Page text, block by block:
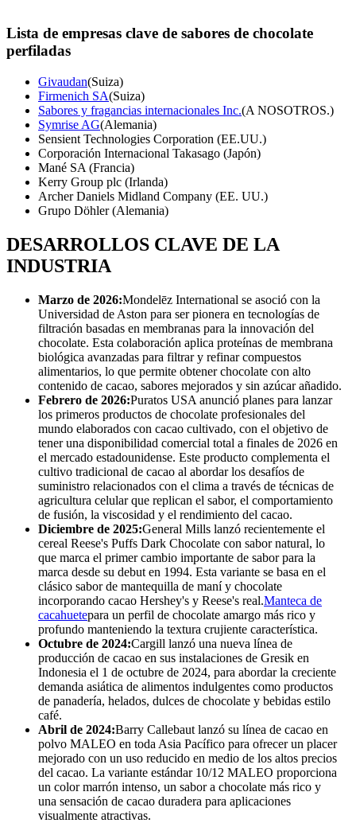
Lista de empresas clave de sabores de chocolate
perfiladas
Givaudan(Suiza)
Firmenich SA(Suiza)
Sabores y fragancias internacionales Inc.(A NOSOTROS.)
Symrise AG(Alemania)
Sensient Technologies Corporation (EE.UU.)
Corporación Internacional Takasago (Japón)
Mané SA (Francia)
Kerry Group plc (Irlanda)
Archer Daniels Midland Company (EE. UU.)
Grupo Döhler (Alemania)
DESARROLLOS CLAVE DE LA
INDUSTRIA
Marzo de 2026:Mondelēz International se asoció con la
Universidad de Aston para ser pionera en tecnologías de
filtración basadas en membranas para la innovación del
chocolate. Esta colaboración aplica proteínas de membrana
biológica avanzadas para filtrar y refinar compuestos
alimentarios, lo que permite obtener chocolate con alto
contenido de cacao, sabores mejorados y sin azúcar añadido.
Febrero de 2026:Puratos USA anunció planes para lanzar
los primeros productos de chocolate profesionales del
mundo elaborados con cacao cultivado, con el objetivo de
tener una disponibilidad comercial total a finales de 2026 en
el mercado estadounidense. Este producto complementa el
cultivo tradicional de cacao al abordar los desafíos de
suministro relacionados con el clima a través de técnicas de
agricultura celular que replican el sabor, el comportamiento
de fusión, la viscosidad y el rendimiento del cacao.
Diciembre de 2025:General Mills lanzó recientemente el
cereal Reese's Puffs Dark Chocolate con sabor natural, lo
que marca el primer cambio importante de sabor para la
marca desde su debut en 1994. Esta variante se basa en el
clásico sabor de mantequilla de maní y chocolate
incorporando cacao Hershey's y Reese's real.Manteca de
cacahuetepara un perfil de chocolate amargo más rico y
profundo manteniendo la textura crujiente característica.
Octubre de 2024:Cargill lanzó una nueva línea de
producción de cacao en sus instalaciones de Gresik en
Indonesia el 1 de octubre de 2024, para abordar la creciente
demanda asiática de alimentos indulgentes como productos
de panadería, helados, dulces de chocolate y bebidas estilo
café.
Abril de 2024:Barry Callebaut lanzó su línea de cacao en
polvo MALEO en toda Asia Pacífico para ofrecer un placer
mejorado con un uso reducido en medio de los altos precios
del cacao. La variante estándar 10/12 MALEO proporciona
un color marrón intenso, un sabor a chocolate más rico y
una sensación de cacao duradera para aplicaciones
visualmente atractivas.